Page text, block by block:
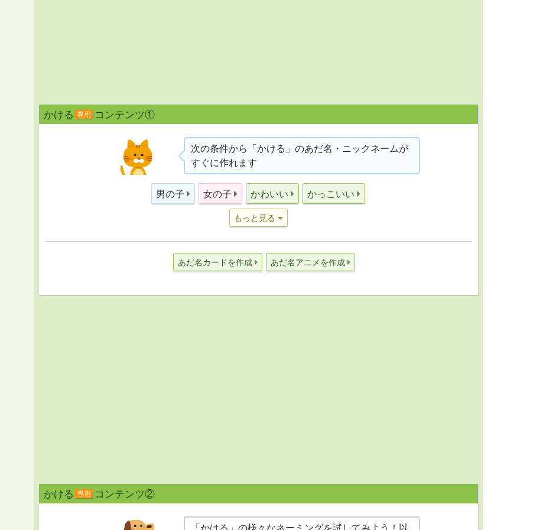
かける 専用 コンテンツ①
次の条件から「かける」のあだ名・ニックネームが
すぐに作れます
男の子 女の子 かわいい かっこいい
もっと見る
あだ名カードを作成 あだ名アニメを作成
かける 専用 コンテンツ②
「かける」の様々なネーミングを試してみよう！以